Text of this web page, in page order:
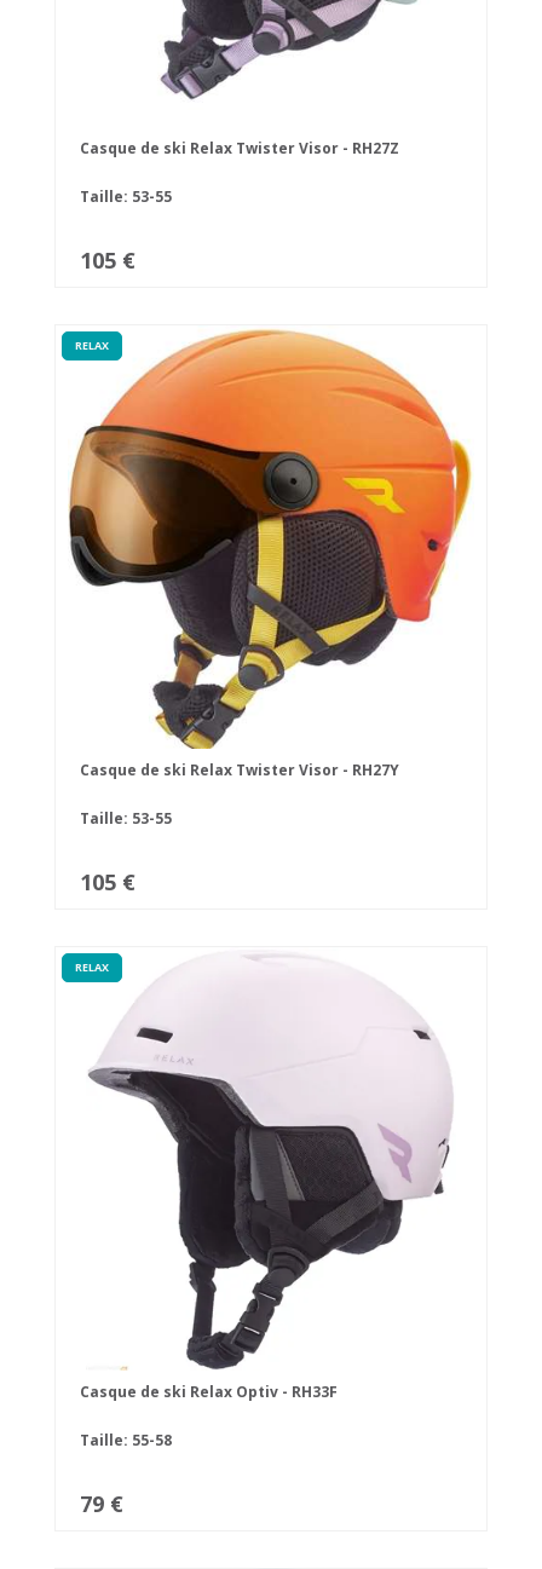
Casque de ski Relax Twister Visor - RH27Z
Taille: 53-55
105 €
RELAX
Casque de ski Relax Twister Visor - RH27Y
Taille: 53-55
105 €
RELAX
Casque de ski Relax Optiv - RH33F
Taille: 55-58
79 €